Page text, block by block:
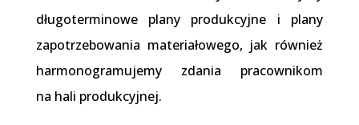
długoterminowe plany produkcyjne i plany
zapotrzebowania materiałowego, jak również
harmonogramujemy zdania pracownikom
na hali produkcyjnej.